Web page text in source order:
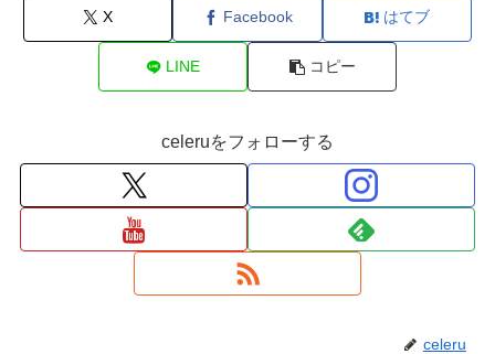
X Facebook はてブ
LINE コピー
celeruをフォローする
celeru